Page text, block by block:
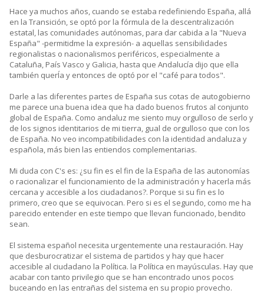
Hace ya muchos años, cuando se estaba redefiniendo España, allá
en la Transición, se optó por la fórmula de la descentralización
estatal, las comunidades autónomas, para dar cabida a la "Nueva
España" -permitidme la expresión- a aquellas sensibilidades
regionalistas o nacionalismos periféricos, especialmente a
Cataluña, País Vasco y Galicia, hasta que Andalucía dijo que ella
también querÍa y entonces de optó por el "café para todos".
Darle a las diferentes partes de España sus cotas de autogobierno
me parece una buena idea que ha dado buenos frutos al conjunto
global de España. Como andaluz me siento muy orgulloso de serlo y
de los signos identitarios de mi tierra, gual de orgulloso que con los
de España. No veo incompatibilidades con la identidad andaluza y
española, más bien las entiendos complementarias.
Mi duda con C's es: ¿su fin es el fin de la España de las autonomías
o racionalizar el funcionamiento de la administración y hacerla más
cercana y accesible a los ciudadanos?. Porque si su fin es lo
primero, creo que se equivocan. Pero si es el segundo, como me ha
parecido entender en este tiempo que llevan funcionado, bendito
sean.
El sistema español necesita urgentemente una restauración. Hay
que desburocratizar el sistema de partidos y hay que hacer
accesible al ciudadano la Política. la Política en mayúsculas. Hay que
acabar con tanto privilegio que se han encontrado unos pocos
buceando en las entrañas del sistema en su propio provecho.